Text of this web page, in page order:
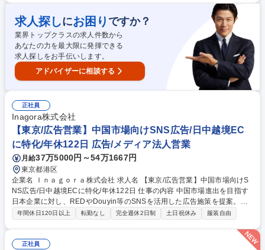
育に関するソリューション提案 ・既存導入大学への追加提案や学部展開の
提案 ・大学向けセミナーの企画・登壇など、認知拡大施策の推進 など 募
集職種 【大学向け営業/ポテンシャル枠】業界未経験可/リモート可/EdTec
h
求人探しにお困り ですか？
業界トップクラスの求人件数から
あなたの力を最大限に発揮できる
求人探しをお手伝いします。
アドバイザーに相談する
正社員
Inagora株式会社
【東京/広告営業】中国市場向けSNS広告/日中越境EC
に特化/年休122日 広告/メディア法人営業
月給37万5000円～54万1667円
東京都港区
企業名 Ｉｎａｇｏｒａ株式会社 求人名 【東京/広告営業】中国市場向けS
NS広告/日中越境ECに特化/年休122日 仕事の内容 中国市場進出を目指す
日本企業に対し、REDやDouyin等のSNSを活用した広告施策を提案。課
題ヒアリングから企画立案、受注、進行管理、効果分析まで一貫して担
中国市場向けSNS広告の提案および営業 ■海外SNSを活用したデジタル広
告施策の企画立案、および実行 ■受注後の制作ディレクション、および運
年間休日120日以上 転勤なし 完全週休2日制 土日祝休み 服装自由
正社員